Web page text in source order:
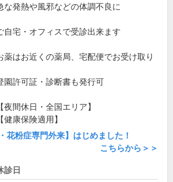
な発熱や風邪などの体調不良に
自宅・オフィスで受診出来ます
薬はお近くの薬局、宅配便でお受け取り
園許可証・診断書も発行可
【夜間休日・全国エリア】
【健康保険適用】
花粉症専門外来】はじめました！
こちらから＞＞
診日